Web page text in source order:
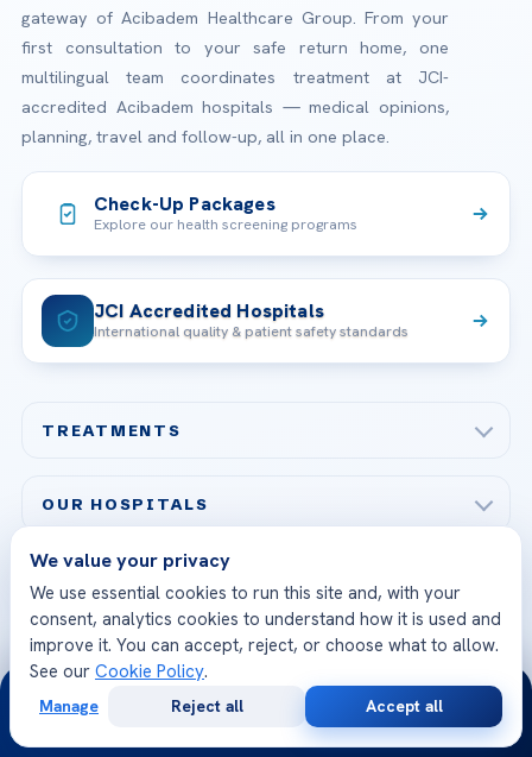
gateway of Acibadem Healthcare Group. From your
first consultation to your safe return home, one
multilingual team coordinates treatment at JCI-
accredited Acibadem hospitals — medical opinions,
planning, travel and follow-up, all in one place.
Check-Up Packages
Explore our health screening programs
JCI Accredited Hospitals
International quality & patient safety standards
TREATMENTS
Plastic, Reconstructive Surgery
Bariatric & Metabolic Surgery
Cardiovascular Surgery
IVF & Reproductive Health
Organ Transplantation
OUR HOSPITALS
Acibadem Maslak Hospital
Acibadem Altunizade Hospital
Acibadem Ataşehir Hospital
Acibadem Atakent Hospital
Acibadem Kent Hospital (Izmir)
About Us
Our Doctors
Technologies
GET IN TOUCH
+90 535 876 04 89
Call us
FOLLOW US
We value your privacy
We use essential cookies to run this site and, with your
consent, analytics cookies to understand how it is used and
improve it. You can accept, reject, or choose what to allow.
See our Cookie Policy.
Manage Reject all Accept all
24/7
Consultation
Opinion